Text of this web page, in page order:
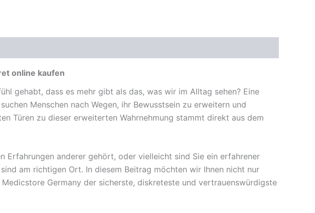
online kaufen
gehabt, dass es mehr gibt als das, was wir im Alltag sehen? Eine
Menschen nach Wegen, ihr Bewusstsein zu erweitern und
Türen zu dieser erweiterten Wahrnehmung stammt direkt aus dem
Erfahrungen anderer gehört, oder vielleicht sind Sie ein erfahrener
am richtigen Ort. In diesem Beitrag möchten wir Ihnen nicht nur
Germany der sicherste, diskreteste und vertrauenswürdigste